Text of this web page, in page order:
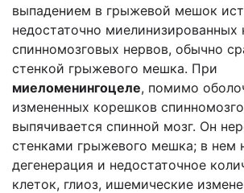
выпадением в грыжевой мешок
недостаточно миелинизированных
спинномозговых нервов, обычно
стенкой грыжевого мешка. При
миеломенингоцеле, помимо
измененных корешков
выпячивается спинной мозг. Он
стенками грыжевого мешка; в нем
дегенерация и недостаточное
клеток, глиоз, ишемические